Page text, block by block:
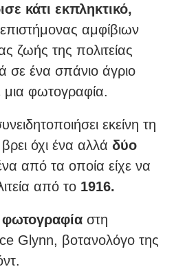
κάτι εκπληκτικό,
αμφίβιων
ζωής της πολιτείας
σε ένα σπάνιο άγριο
μια φωτογραφία.
εκείνη τη
βρει όχι ένα αλλά δύο
από τα οποία είχε να
από το 1916.
φωτογραφία στη
Glynn, βοτανολόγο της